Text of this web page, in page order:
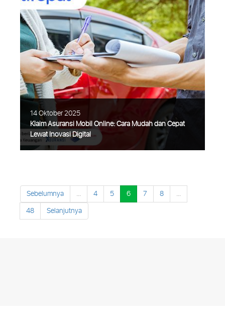
Solo traveling kini menjadi gaya hidup baru
bagi banyak perempuan modern. Bukan
sekadar tren, bepergian seorang diri adalah
cara untuk menemukan ketenangan,
mengenal diri lebih dalam, dan
Selengkapnya
14 Oktober 2025
Klaim Asuransi Mobil Online: Cara Mudah dan Cepat
Lewat Inovasi Digital
Klaim asuransi online kini menjadi solusi
praktis untuk melindungi mobil
Sebelumnya ... 4 5 6 7 8
...
48
Selanjutnya